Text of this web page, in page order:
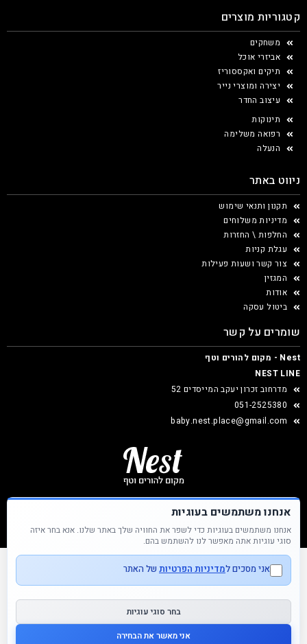
קטגוריות מוצרים
משחקים
אביזרי אוכל
תיקים ואקססוריז
יצירה ומוצרי נייר
עיצוב החדר
תינוקות
רפואה משלימה
הנעלה
ניווט באתר
תקנון ותנאי שימוש
מדיניות משלוחים
החלפות \ החזרות
עגלת קניות
צור קשר ושעות פעילות
המגזין
אודות
ביטול עסקה
שומרים על קשר
Nest - מקום להורים וטף
NEST LINE
מדרחוב זכרון יעקב המייסדים 52
051-2525380
baby.nest.place@gmail.com
Nest &copy כל הזכויות שמורות
אנחנו משתמשים בעוגיות
אנחנו משתמשים בעוגיות כדי לשפר את החוויה שלך באתר שלנו. אנא בחר איזה
סוגי עוגיות אתה מאפשר לנו להשתמש בהם.
אני מסכים למדיניות הפרטיות של האתר
בחר סוגי עוגיות
אני מאשר את הבחירה